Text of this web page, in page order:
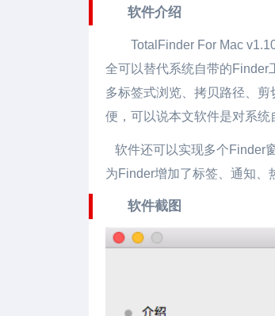
软件介绍
TotalFinder For Mac
全可以替代系统自带的Finder
多标签式浏览、拷贝路径、
便，可以说本文软件是对系统
软件还可以实现多个Finder
为Finder增加了标签、通知、
软件截图